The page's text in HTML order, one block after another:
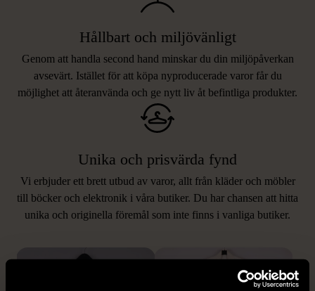
Hållbart och miljövänligt
Genom att handla second hand minskar du din miljöpåverkan
avsevärt. Istället för att köpa nyproducerade varor får du
möjlighet att återanvända och ge nytt liv åt befintliga produkter.
Unika och prisvärda fynd
Vi erbjuder ett brett utbud av varor, allt från kläder och möbler
till böcker och elektronik i våra butiker. Du har chansen att hitta
unika och originella föremål som inte finns i vanliga butiker.
LIKNANDE PRODUKTER
Hitta produkter som påminner om denna